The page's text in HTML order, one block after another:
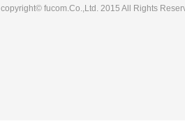
copyright© fucom.Co.,Ltd. 2015 All Rights